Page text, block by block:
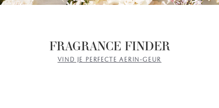
FRAGRANCE FINDER
VIND JE PERFECTE AERIN-GEUR